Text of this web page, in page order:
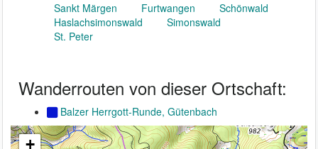
Sankt Märgen Furtwangen
Schönwald
Haslachsimonswald
Simonswald
St. Peter
Wanderrouten von dieser Ortschaft:
Balzer Herrgott-Runde, Gütenbach
+